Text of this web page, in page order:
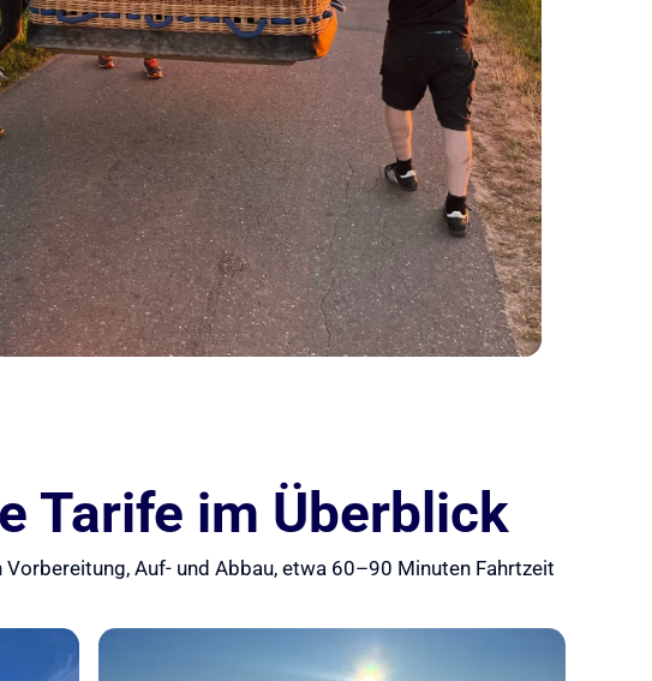
Tarife im Überblick
Auf- und Abbau, etwa 60–90 Minuten Fahrtzeit